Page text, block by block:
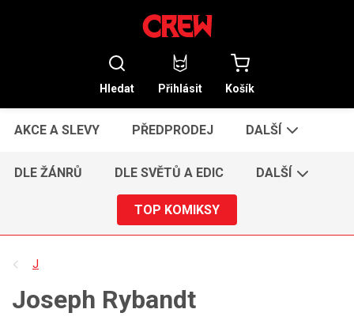
Hledat Přihlásit Košík
AKCE A SLEVY PŘEDPRODEJ DALŠÍ
DLE ŽÁNRŮ DLE SVĚTŮ A EDIC DALŠÍ
TOP KOMIKSY
J
Joseph Rybandt